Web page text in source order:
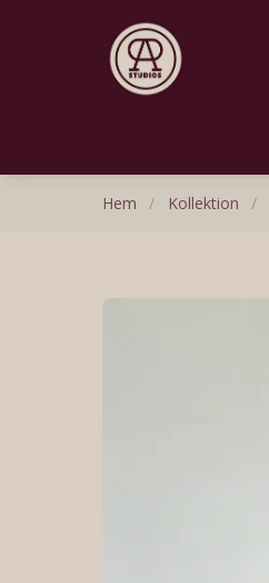
Hem / Kollektion /